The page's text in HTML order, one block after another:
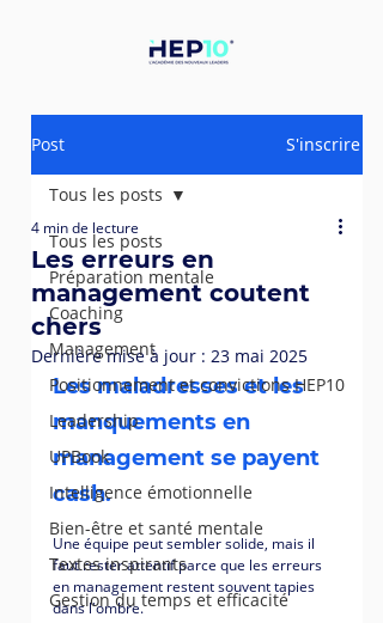
Post S'inscrire
Tous les posts
Préparation mentale
Coaching
Management
Positionnement et convictions HEP10
Leadership
UPBook
Intelligence émotionnelle
Bien-être et santé mentale
Textes inspirants
Gestion du temps et efficacité
Tous les posts
Les erreurs en
management coutent
chers
4 min de lecture
Dernière mise à jour : 23 mai 2025
Les maladresses et les
manquements en
management se payent
cash.
Une équipe peut sembler solide, mais il
faut rester attentif parce que les erreurs
en management restent souvent tapies
dans l'ombre.